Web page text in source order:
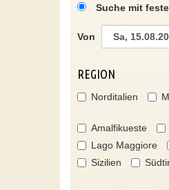
Suche mit
Von
REGION
Norditalien
Amalfikueste
Lago Maggiore
Sizilien